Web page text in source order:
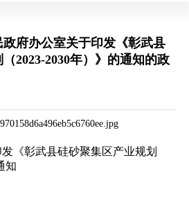
府办公室关于印发《彰武县
2023-2030年）》的通知的政
《彰武县硅砂聚集区产业规划
知